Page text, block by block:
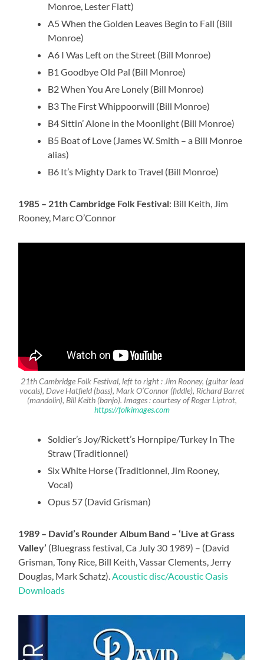
Monroe, Lester Flatt)
A5 When the Golden Leaves Begin to Fall (Bill
Monroe)
A6 I Was Left on the Street (Bill Monroe)
B1 Goodbye Old Pal (Bill Monroe)
B2 When You Are Lonely (Bill Monroe)
B3 The First Whippoorwill (Bill Monroe)
B4 Sittin’ Alone in the Moonlight (Bill Monroe)
B5 Boat of Love (James W. Smith – a Bill Monroe
alias)
B6 It’s Mighty Dark to Travel (Bill Monroe)
1985 – 21th Cambridge Folk Festival: Bill Keith, Jim
Rooney, Marc O’Connor
21th Cambridge Folk Festival, left to right : Jim Rooney, (guitar lead
vocals), Dave Hatfield(bass), Mark O’Connor(fiddle), Richard Barret
(mandolin), Bill Keith (banjo). Images : courtesy of Roger Liptrot,
https://folkimages.com
Soldier’s Joy/Rickett’s Hornpipe/Turkey In The
Straw (Traditionnel)
Six White Horse (Traditionnel, Jim Rooney,
Vocal)
Opus 57 (David Grisman)
1989 – David’s Rounder Album Band – ‘Live at Grass
Valley’ (Bluegrass festival, Ca July 30 1989) – (David
Grisman, Tony Rice, Bill Keith, Vassar Clements, Jerry
Douglas, Mark Schatz). Acoustic disc/Acoustic Oasis
Downloads